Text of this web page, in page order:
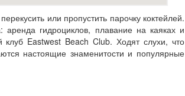
или пропустить парочку коктейлей.
гидроциклов, плавание на каяках и
Eastwest Beach Club. Ходят слухи, что
настоящие знаменитости и популярные